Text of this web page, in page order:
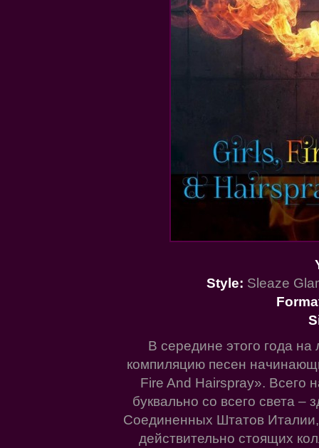
Style: Sleaze
В середине этого года
компиляцию песен
Fire And Hairspray». Всего
буквально со всего света –
Соединенных Штатов
действительно стоящих